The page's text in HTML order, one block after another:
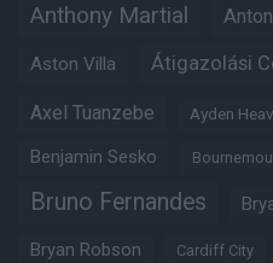
Anthony Martial
Aston Villa Átigazolási
Axel Tuanzebe Ayden
Benjamin Sesko
Bruno Fernandes
Bryan Robson Cardiff City